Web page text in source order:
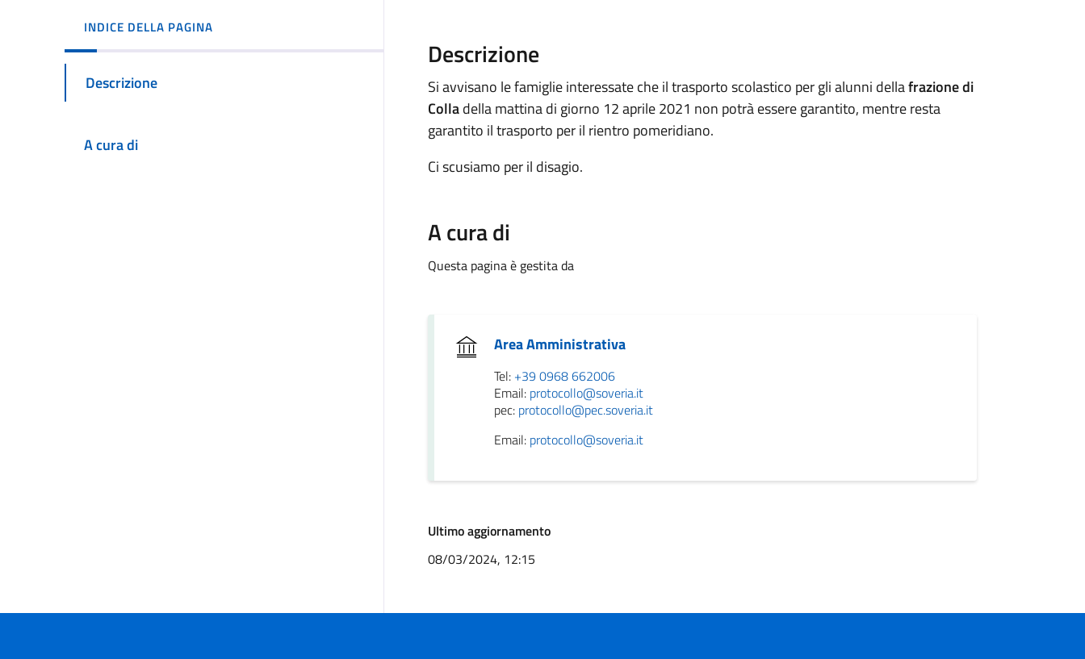
INDICE DELLA PAGINA
Descrizione
A cura di
Descrizione
Si avvisano le famiglie interessate che il trasporto scolastico per gli alunni dellafrazione di
Colladella mattina di giorno 12 aprile 2021 non potrà essere garantito, mentre resta
garantito il trasporto per il rientro pomeridiano.
Ci scusiamo per il disagio.
A cura di
Questa pagina è gestita da
Area Amministrativa
Tel: +39 0968 662006
Email: protocollo@soveria.it
pec: protocollo@pec.soveria.it
Email: protocollo@soveria.it
Ultimo aggiornamento
08/03/2024, 12:15